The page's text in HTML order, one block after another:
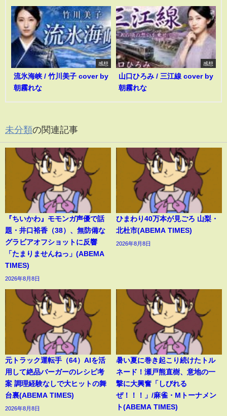
感想
流氷海峡 / 竹川美子 cover by
朝霧れな
感想
山口ひろみ / 三江線 cover by
朝霧れな
未分類の関連記事
『ちいかわ』モモンガ声優で話
題・井口裕香（38）、無防備な
グラビアオフショットに反響
「たまりませんねっ」(ABEMA
TIMES)
2026年8月8日
ひまわり40万本が見ごろ 山梨・
北杜市(ABEMA TIMES)
2026年8月8日
元トラック運転手（64）AIを活
用して絶品バーガーのレシピ考
案 調理経験なしで大ヒットの舞
台裏(ABEMA TIMES)
2026年8月8日
暑い夏に巻き起こり続けたトル
ネード！瀬戸熊直樹、意地の一
撃に大興奮「しびれる
ぜ！！！」/麻雀・Mトーナメン
ト(ABEMA TIMES)